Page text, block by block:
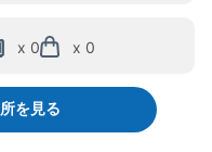
x 0 x 0
を見る